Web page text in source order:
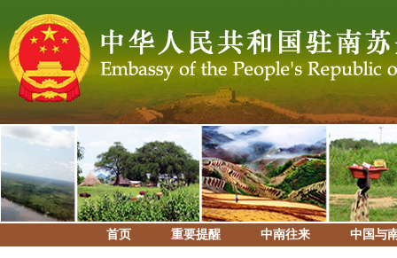
首页 重要提醒 中南往来 中国与